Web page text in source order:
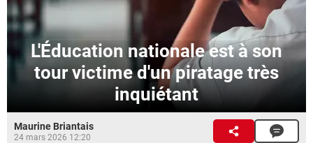
L'Éducation nationale est à son
tour victime d'un piratage très
inquiétant
Maurine Briantais
24 mars 2026 12:20